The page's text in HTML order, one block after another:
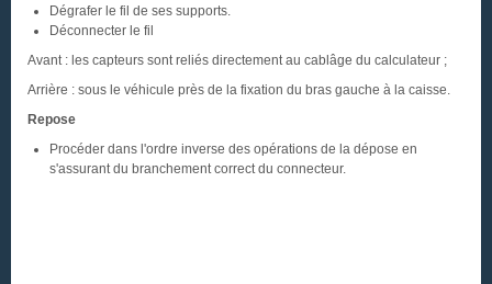
Dégrafer le fil de ses supports.
Déconnecter le fil
Avant : les capteurs sont reliés directement au cablâge du calculateur ;
Arrière : sous le véhicule près de la fixation du bras gauche à la caisse.
Repose
Procéder dans l'ordre inverse des opérations de la dépose en
s'assurant du branchement correct du connecteur.